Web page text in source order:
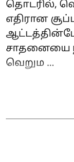
தொடரில்,
எதிரான
சாதனையை
வெறும ...